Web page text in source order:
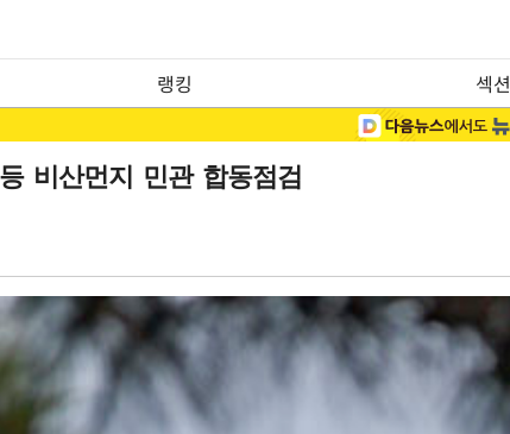
랭킹 섹션
비산먼지 민관 합동점검